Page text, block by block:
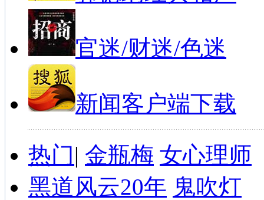
官迷/财迷/色迷
新闻客户端下载
热门| 金瓶梅 女心理师
黑道风云20年 鬼吹灯